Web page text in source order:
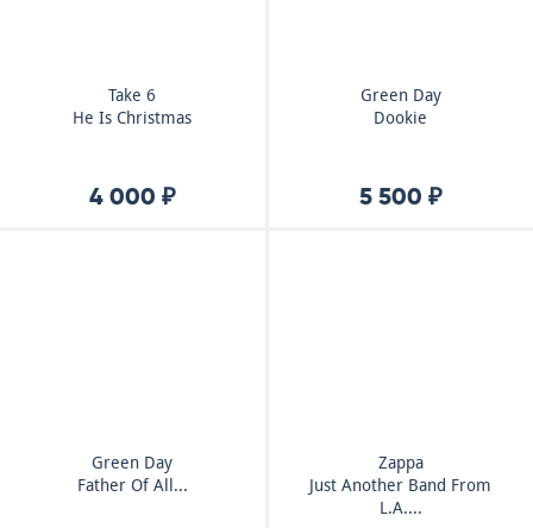
Take 6
He Is Christmas
4 000 ₽
Green Day
Dookie
5 500 ₽
Green Day
Father Of All...
Zappa
Just Another Band From
L.A....